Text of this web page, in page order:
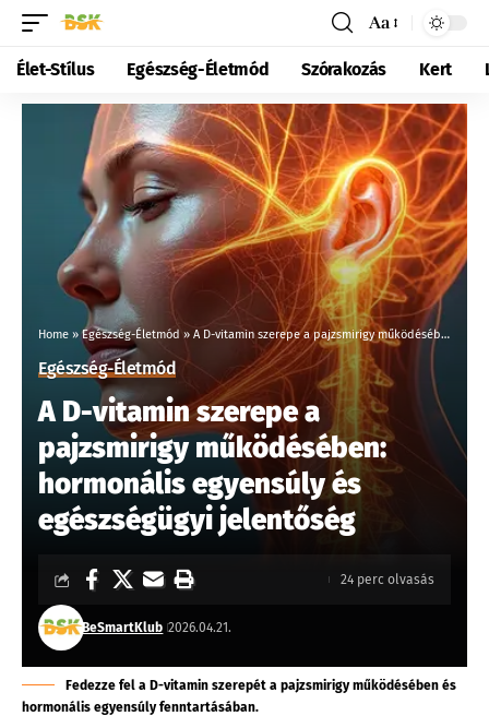
Aa
Élet-Stílus Egészség-Életmód Szórakozás Kert
Home »Egészség-Életmód » A D-vitamin szerepe a pajzsmirigy működésében: hormonális egyensúly és egészségügyi jelentőség
Egészség-Életmód
A D-vitamin szerepe a
pajzsmirigy működésében:
hormonális egyensúly és
egészségügyi jelentőség
BeSmartKlub 2026.04.21.
24 perc olvasás
Fedezze fel a D-vitamin szerepét a pajzsmirigy működésében és
hormonális egyensúly fenntartásában.